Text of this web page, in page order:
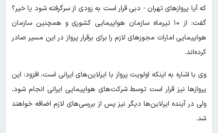
که آیا پروازهای تهران - دبی قرار است به زودی از سرگرفته شود یا خیر؟
گفت: از ۱۰ تیرماه سازمان هواپیمایی کشوری و همچنین سازمان
هواپیمایی امارات مجوزهای لازم را برای برقرار پرواز در این مسیر صادر
کرده‌اند.
وی با اشاره به اینکه اولویت پرواز با ایرلاین‌های ایرانی است، افزود: این
پروازها نیز قرار است توسط شرکت‌های هواپیمایی ایرانی انجام شود،
ولی در آینده ایرلاین‌ها دیگر نیز پس از بررسی‌های لازم اضافه خواهند
شد.